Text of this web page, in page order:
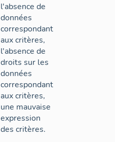
l'absence de
données
correspondant
aux critères,
l'absence de
droits sur les
données
correspondant
aux critères,
une mauvaise
expression
des critères.